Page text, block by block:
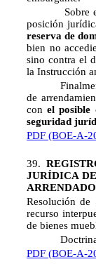
Sobre esta
posición
reserva de
bien no
sino contra el
la Instrucción
Finalmente
de
conel posible
seguridad
PDF (BOE-A-
39.
JURÍDICA
Resolución
recurso
de bienes
Doctrina
PDF (BOE-A-